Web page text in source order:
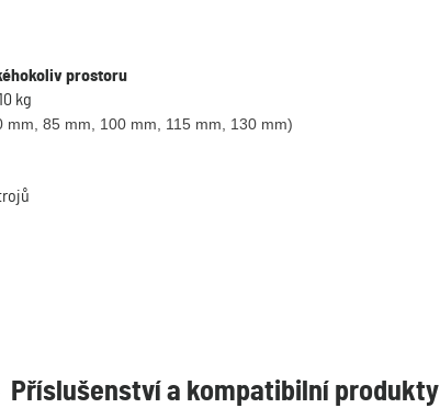
prostoru
kg
85 mm, 100 mm, 115 mm, 130 mm)
Příslušenství a kompatibilní produkty